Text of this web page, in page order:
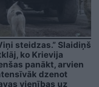
steidzas.” Slaidiņš
ko Krievija
panākt, arvien
dzenot
vienības uz